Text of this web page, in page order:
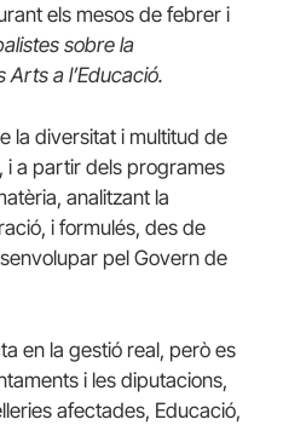
els mesos de febrer i
sobre la
a l’Educació.
la diversitat i multitud de
i a partir dels programes
analitzant la
i formulés, des de
pel Govern de
en la gestió real, però es
i les diputacions,
afectades, Educació,